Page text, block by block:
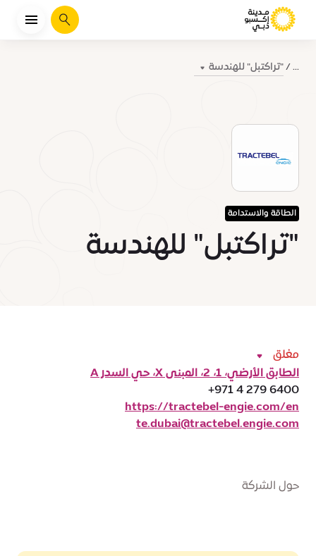
يبحث
... "تراكتبل" للهندسة
الطاقة والاستدامة
"تراكتبل" للهندسة
حول الشركة
مغلق
الطابق الأرضي، 1، 2، المبنى X، حي السدر A
+971 4 279 6400
https://tractebel-engie.com/en
te.dubai@tractebel.engie.com